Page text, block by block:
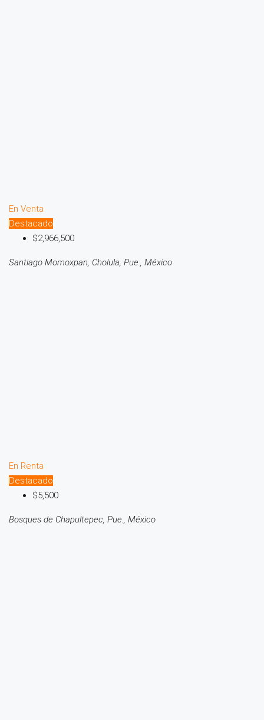
En Venta
Destacado
$2,966,500
Santiago Momoxpan, Cholula, Pue., México
En Renta
Destacado
$5,500
Bosques de Chapultepec, Pue., México